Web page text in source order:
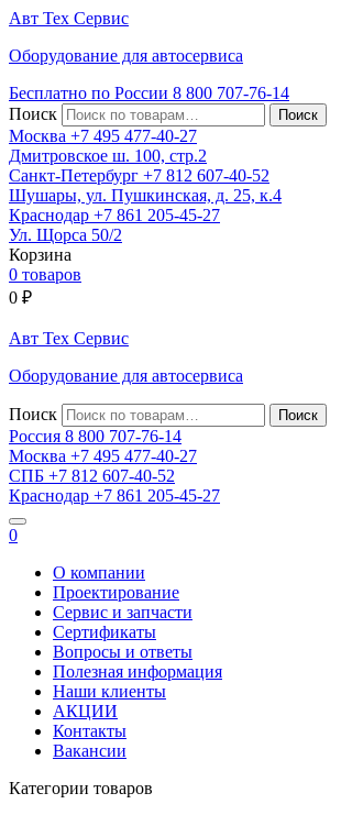
Авт Тех Сервис
Оборудование для автосервиса
Бесплатно по России 8 800 707-76-14
Поиск
Москва +7 495 477-40-27
Дмитровское ш. 100, стр.2
Санкт-Петербург +7 812 607-40-52
Шушары, ул. Пушкинская, д. 25, к.4
Краснодар +7 861 205-45-27
Ул. Щорса 50/2
Корзина
0 товаров
0 ₽
Авт Тех Сервис
Оборудование для автосервиса
Поиск
Россия 8 800 707-76-14
Москва +7 495 477-40-27
СПБ +7 812 607-40-52
Краснодар +7 861 205-45-27
0
О компании
Проектирование
Сервис и запчасти
Сертификаты
Вопросы и ответы
Полезная информация
Наши клиенты
АКЦИИ
Контакты
Вакансии
Категории товаров